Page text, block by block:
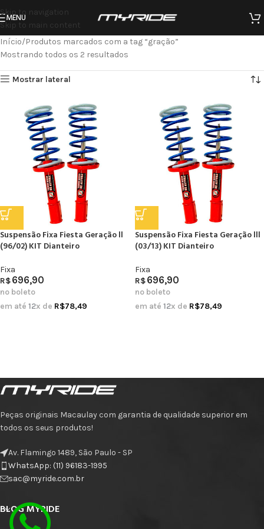
Skip to navigation
Skip to main content
MENU
Início Produtos marcados com a tag “gração”
Mostrando todos os 2 resultados
Mostrar lateral
Suspensão Fixa Fiesta Geração ll
(96/02) KIT Dianteiro
Fixa
R$696,90
no boleto
em até 12x de R$78,49
Suspensão Fixa Fiesta Geração lll
(03/13) KIT Dianteiro
Fixa
R$696,90
no boleto
em até 12x de R$78,49
Peças originais Macaulay com garantia de qualidade superior em
todos os seus produtos!
Av. Flamingo 1489, São Paulo - SP
WhatsApp: (11) 96183-1995
sac@myride.com.br
BLOG MYRIDE